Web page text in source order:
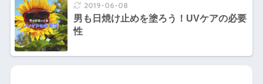
2019-06-08
男も日焼け止めを塗ろう！UVケアの必要
性